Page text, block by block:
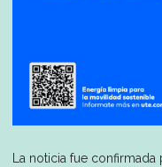
La noticia fue